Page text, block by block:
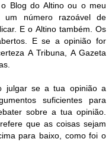
Blog do Altino ou o meu
um número razoável de
E o Altino também. Os
E se a opinião for
A Tribuna, A Gazeta
julgar se a tua opinião a
suficientes para
sobre a tua opinião.
que as coisas sejam
para baixo, como foi o